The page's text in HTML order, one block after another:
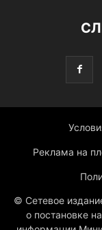
Реклама на
© Сетевое
о постановке